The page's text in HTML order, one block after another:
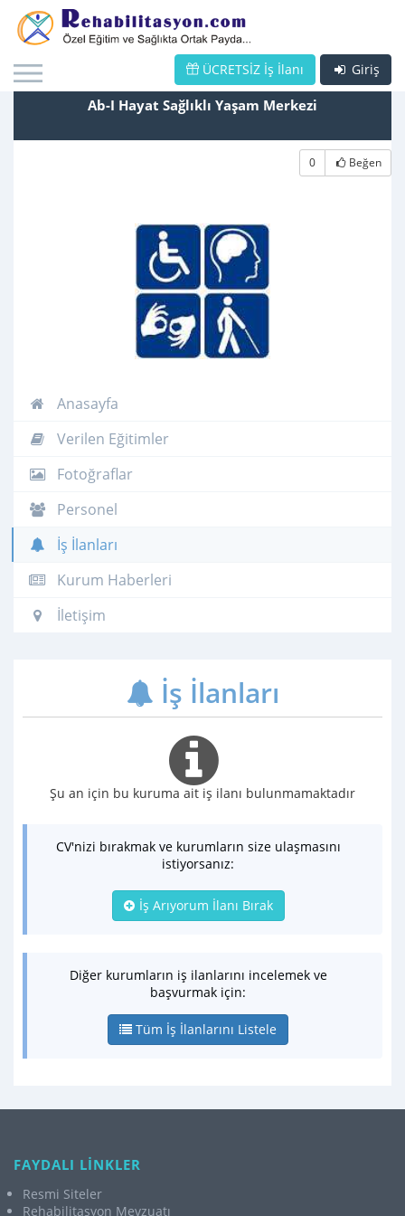
Giriş
ÜCRETSİZ İş İlanı
Ab-I Hayat Sağlıklı Yaşam Merkezi
0 Beğen
Anasayfa
Verilen Eğitimler
Fotoğraflar
Personel
İş İlanları
Kurum Haberleri
İletişim
İş İlanları
Şu an için bu kuruma ait iş ilanı bulunmamaktadır
CV'nizi bırakmak ve kurumların size ulaşmasını
istiyorsanız:
İş Arıyorum İlanı Bırak
Diğer kurumların iş ilanlarını incelemek ve
başvurmak için:
Tüm İş İlanlarını Listele
FAYDALI LİNKLER
Resmi Siteler
Rehabilitasyon Mevzuatı